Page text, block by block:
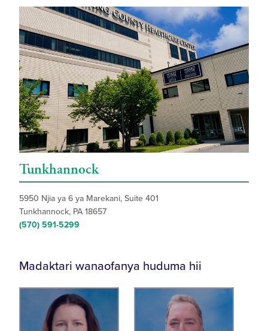
Tunkhannock
5950 Njia ya 6 ya Marekani, Suite 401
Tunkhannock, PA 18657
(570) 591-5299
Madaktari wanaofanya huduma hii